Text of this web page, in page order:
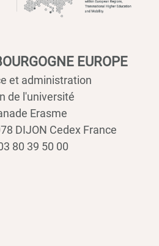
EUROPE
et administration
de l'université
Erasme
DIJON Cedex France
80 39 50 00